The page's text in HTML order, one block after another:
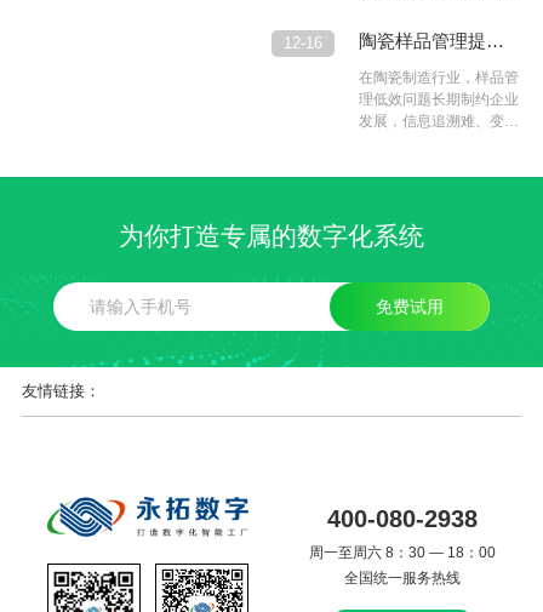
我司国庆节和中秋节的放
假安排，请点击跳转详情
查看。
06-07
永拓数字|2024年端
午节放假通知
感谢各位一直以来对永拓
的支持与信任！根据国家
节假日通知，结合公司实
验、工序衔接效率低、质
量波动频繁，以及供应链
协同能力不足等问题
12-16
陶瓷样品管理提质
增效：永拓陶瓷
MES 系统打通信息
在陶瓷制造行业，样品管
理低效问题长期制约企业
发展，信息追溯难、变更
息依赖纸质台账或 Excel
零散记录，追溯 3 个月前
为你打造专属的数字化系统
免费试用
友情链接：
400-080-2938
周一至周六 8：30 — 18：00
全国统一服务热线